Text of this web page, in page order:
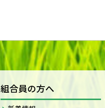
組合員の方へ